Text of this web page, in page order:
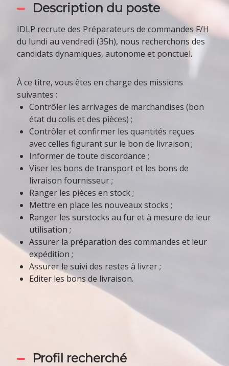
Description du poste
IDLP recrute des Préparateurs de commandes F/H
du lundi au vendredi (35h), nous recherchons des
candidats dynamiques, autonome et ponctuel.
À ce titre, vous êtes en charge des missions
suivantes :
Contrôler les arrivages de marchandises (bon
état du colis et des pièces) ;
Contrôler et confirmer les quantités reçues
avec celles figurant sur le bon de livraison ;
Informer de toute discordance ;
Viser les bons de transport et les bons de
livraison fournisseur ;
Ranger les pièces en stock ;
Mettre en place les nouveaux stocks ;
Ranger les surstocks au fur et à mesure de leur
utilisation ;
Assurer la préparation des commandes et leur
expédition ;
Assurer le suivi des restes à livrer ;
Editer les bons de livraison.
Profil recherché